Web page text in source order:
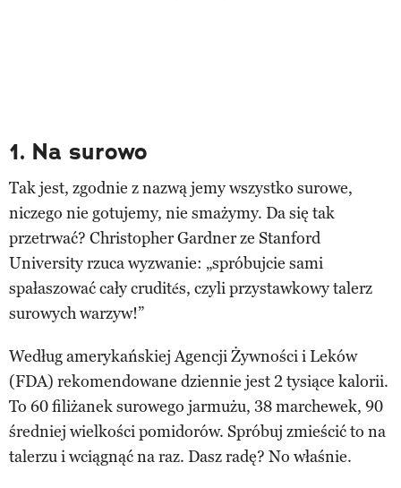
1. Na surowo
Tak jest, zgodnie z nazwą jemy wszystko surowe,
niczego nie gotujemy, nie smażymy. Da się tak
przetrwać? Christopher Gardner ze Stanford
University rzuca wyzwanie: „spróbujcie sami
spałaszować cały crudités, czyli przystawkowy talerz
surowych warzyw!”
Według amerykańskiej Agencji Żywności i Leków
(FDA) rekomendowane dziennie jest 2 tysiące kalorii.
To 60 filiżanek surowego jarmużu, 38 marchewek, 90
średniej wielkości pomidorów. Spróbuj zmieścić to na
talerzu i wciągnąć na raz. Dasz radę? No właśnie.